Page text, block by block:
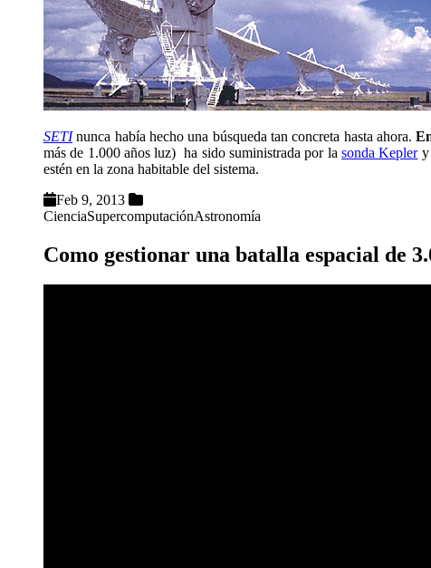
SETI nunca había hecho una búsqueda tan concreta hasta ahora.
más de 1.000 años luz) ha sido suministrada por lasonda Kepler
estén en la zona habitable del sistema.
Feb 9, 2013
CienciaSupercomputaciónAstronomía
Como gestionar una batalla espacial de